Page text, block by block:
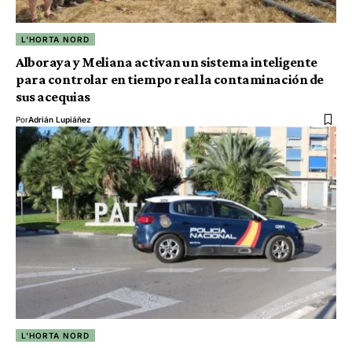
L'HORTA NORD
Alboraya y Meliana activan un sistema inteligente
para controlar en tiempo real la contaminación de
sus acequias
PorAdrián Lupiáñez
L'HORTA NORD